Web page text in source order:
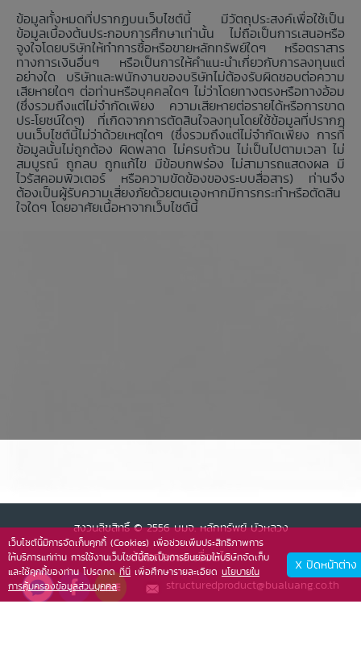
ข้อมูลทั้งหมดที่ปรากฏบนเว็บไซต์นี้ มีวัตถุประสงค์เพื่อใช้เป็น
ข้อมูลเบื้องต้นประกอบการศึกษาเท่านั้น ไม่ถือเป็นการเสนอหรือ
จูงใจโดยบริษัทให้ทำการซื้อหรือขายหลักทรัพย์ใดๆ หรือตราสาร
ทางการเงินอื่นๆ หรือเป็นการให้คำแนะนำเกี่ยวกับการลงทุนแต่
อย่างใด บริษัทและพนักงานของบริษัทไม่ต้องรับผิดชอบต่อความ
เสียหายใดๆ ต่อท่านหรือบุคคลใดๆ ไม่ว่าโดยทางตรงหรือทางอ้อม
(ซึ่งรวมถึงแต่ไม่จำกัดเพียง ความเสียหายต่อรายได้หรือการขาด
ประโยชน์ใดๆ) ที่เกิดจากการตัดสินใจลงทุนโดยใช้ข้อมูลที่ปรากฏ
บนเว็บไซต์นี้ไม่ว่าด้วยเหตุใดๆ (ซึ่งรวมถึงแต่ไม่จำกัดเพียง การที่
ข้อมูลนั้นไม่ถูกต้อง ผิดพลาด ไม่ครบถ้วน ไม่เป็นไปตามเวลา ไม่
สมบูรณ์ ถูกลบ ถูกแก้ไข มีข้อบกพร่อง ไม่สามารถแสดงผล มี
ไวรัสคอมพิวเตอร์ หรือความขัดข้องของระบบสื่อสาร) ท่านจึง
ต้องเป็นผู้รับความเสี่ยงภัยด้วยตนเองหากมีการกระทำหรือตัดสิน
ใจใดๆ โดยอาศัยเนื้อหาจากเว็บไซต์นี้
สงวนลิขสิทธิ์ © 2556 บมจ. หลักทรัพย์ บัวหลวง
ข้อตกลงและเงื่อนไข
structuredproduct@bualuang.co.th
เว็บไซต์นี้มีการจัดเก็บคุกกี้ (Cookies) เพื่อช่วยเพิ่มประสิทธิภาพการ
ให้บริการแก่ท่าน การใช้งานเว็บไซต์นี้ถือเป็นการยินยอมให้บริษัทจัดเก็บ
และใช้คุกกี้ของท่าน โปรดกดที่นี่ เพื่อศึกษารายละเอียด นโยบายใน
การคุ้มครองข้อมูลส่วนบุคคล
X ปิดหน้าต่าง